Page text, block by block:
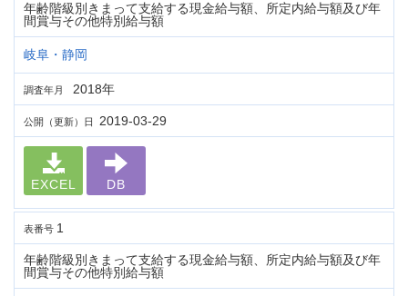
年齢階級別きまって支給する現金給与額、所定内給与額及び年
間賞与その他特別給与額
岐阜・静岡
調査年月 2018年
公開（更新）日 2019-03-29
EXCEL DB
表番号 1
年齢階級別きまって支給する現金給与額、所定内給与額及び年
間賞与その他特別給与額